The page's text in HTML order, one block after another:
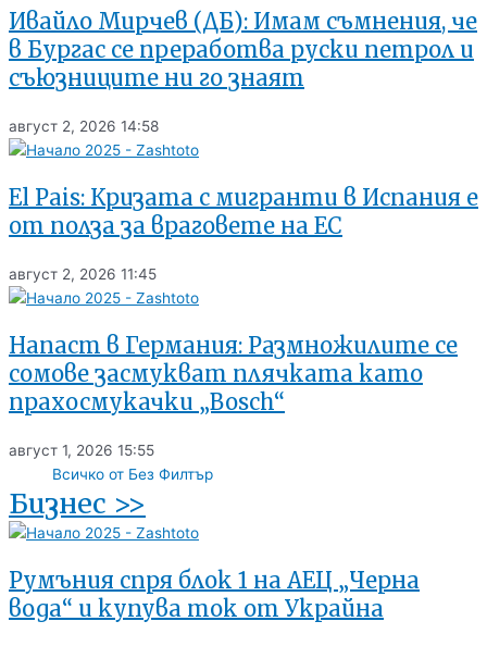
Ивайло Мирчев (ДБ): Имам съмнения, че
в Бургас се преработва руски петрол и
съюзниците ни го знаят
август 2, 2026 14:58
El Pais: Кризата с мигранти в Испания е
от полза за враговете на ЕС
август 2, 2026 11:45
Напаст в Германия: Размножилите се
сомове засмукват плячката като
прахосмукачки „Bosch“
август 1, 2026 15:55
Всичко от Без Филтър
Бизнес >>
Румъния спря блок 1 на АЕЦ „Черна
вода“ и купува ток от Украйна